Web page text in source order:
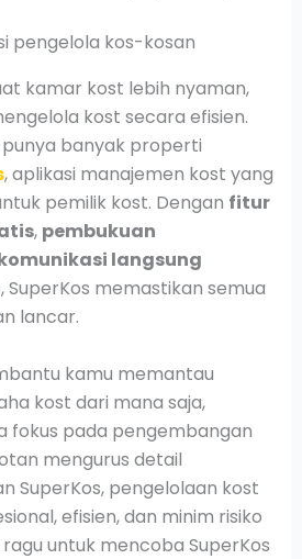
kamar kost lebih nyaman,
kost secara efisien.
banyak properti
, aplikasi manajemen kost yang
pemilik kost. Dengan fitur
, pembukuan
langsung
, SuperKos memastikan semua
lancar.
kamu memantau
kost dari mana saja,
fokus pada pengembangan
mengurus detail
SuperKos, pengelolaan kost
efisien, dan minim risiko
untuk mencoba SuperKos